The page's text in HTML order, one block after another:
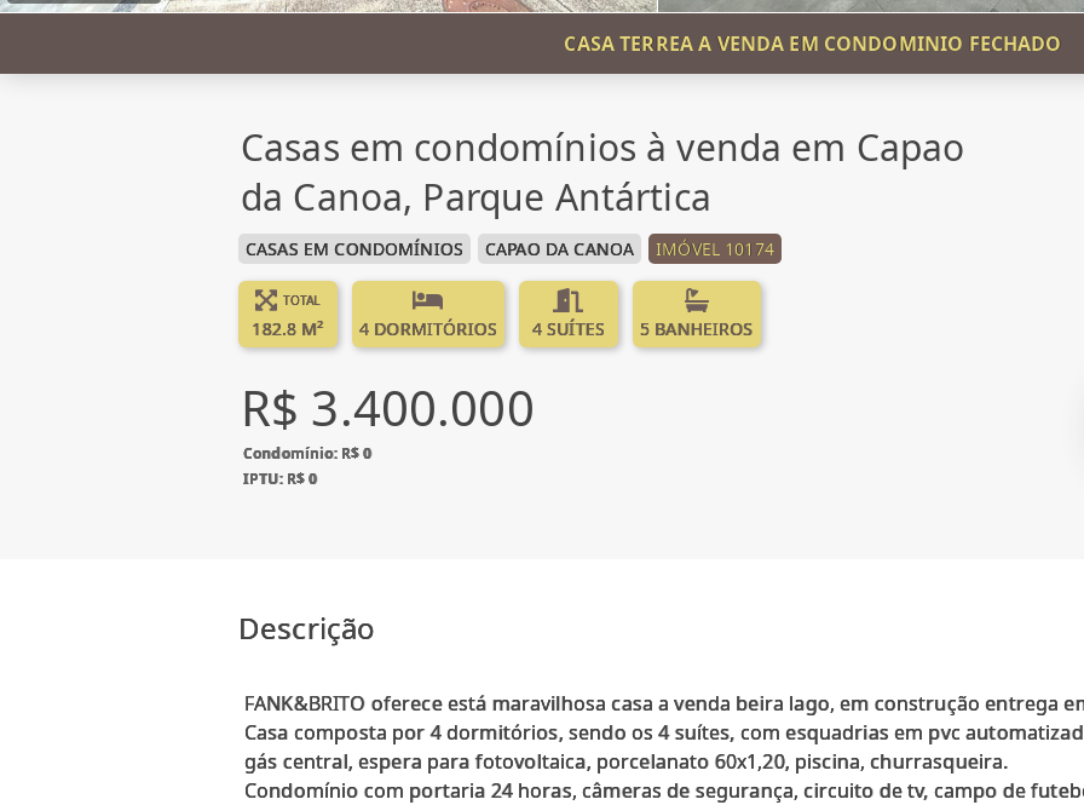
CASA TERREA A VENDA EM CONDOMINIO FECHADO
Casas em condomínios à venda em Capao
da Canoa, Parque Antártica
CASAS EM CONDOMÍNIOS CAPAO DA CANOA IMÓVEL 10174
TOTAL
182.8 M² 4 DORMITÓRIOS 4 SUÍTES 5 BANHEIROS
R$ 3.400.000
Condomínio: R$ 0
IPTU: R$ 0
Descrição
FANK&BRITO oferece está maravilhosa casa a venda beira lago, em construção entrega
Casa composta por 4 dormitórios, sendo os 4 suítes, com esquadrias em pvc
gás central, espera para fotovoltaica, porcelanato 60x1,20, piscina, churrasqueira.
Condomínio com portaria 24 horas, câmeras de segurança, circuito de tv, campo de